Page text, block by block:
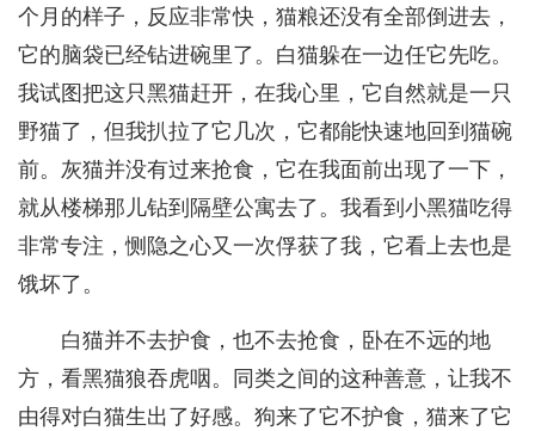
个月的样子，反应非常快，猫粮还没有全部倒进去，
它的脑袋已经钻进碗里了。白猫躲在一边任它先吃。
我试图把这只黑猫赶开，在我心里，它自然就是一只
野猫了，但我扒拉了它几次，它都能快速地回到猫碗
前。灰猫并没有过来抢食，它在我面前出现了一下，
就从楼梯那儿钻到隔壁公寓去了。我看到小黑猫吃得
非常专注，恻隐之心又一次俘获了我，它看上去也是
饿坏了。
白猫并不去护食，也不去抢食，卧在不远的地
方，看黑猫狼吞虎咽。同类之间的这种善意，让我不
由得对白猫生出了好感。狗来了它不护食，猫来了它